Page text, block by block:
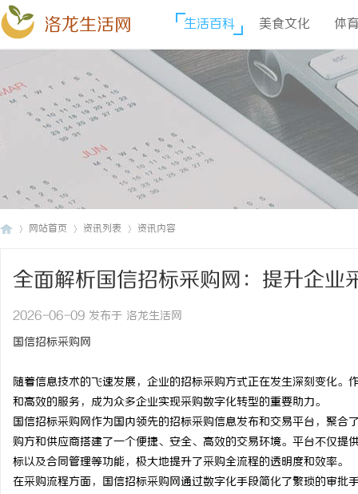
洛龙生活网 生活百科 美食文化 体
网站首页 资讯列表 资讯内容
全面解析国信招标采购网：提升企业
2026-06-09 发布于 洛龙生活网
国信招标采购网
随着信息技术的飞速发展，企业的招标采购方式正在发生深刻变化
和高效的服务，成为众多企业实现采购数字化转型的重要助力。
国信招标采购网作为国内领先的招标采购信息发布和交易平台，聚
购方和供应商搭建了一个便捷、安全、高效的交易环境。平台不仅
标以及合同管理等功能，极大地提升了采购全流程的透明度和效率。
在采购流程方面，国信招标采购网通过数字化手段简化了繁琐的审